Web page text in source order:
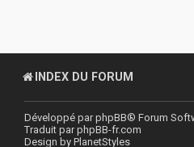
INDEX DU FORUM
Développé parphpBB® Forum
Traduit parphpBB-fr.com
Design by PlanetStyles